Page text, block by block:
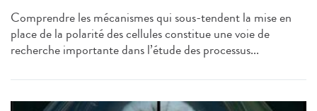
Comprendre les mécanismes qui sous-tendent la mise en
place de la polarité des cellules constitue une voie de
recherche importante dans l’étude des processus...